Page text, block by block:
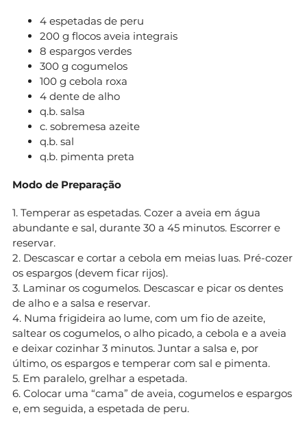
4 espetadas de peru
200 g flocos aveia integrais
8 espargos verdes
300 g cogumelos
100 g cebola roxa
4 dente de alho
q.b. salsa
c. sobremesa azeite
q.b. sal
q.b. pimenta preta
Modo de Preparação
1. Temperar as espetadas. Cozer a aveia em água
abundante e sal, durante 30 a 45 minutos. Escorrer e
reservar.
2. Descascar e cortar a cebola em meias luas. Pré-cozer
os espargos (devem ficar rijos).
3. Laminar os cogumelos. Descascar e picar os dentes
de alho e a salsa e reservar.
4. Numa frigideira ao lume, com um fio de azeite,
saltear os cogumelos, o alho picado, a cebola e a aveia
e deixar cozinhar 3 minutos. Juntar a salsa e, por
último, os espargos e temperar com sal e pimenta.
5. Em paralelo, grelhar a espetada.
6. Colocar uma “cama” de aveia, cogumelos e espargos
e, em seguida, a espetada de peru.